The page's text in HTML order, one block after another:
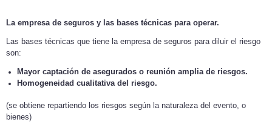
La empresa de seguros y las bases técnicas para operar.
Las bases técnicas que tiene la empresa de seguros para diluir el riesgo
son:
Mayor captación de asegurados o reunión amplia de riesgos.
Homogeneidad cualitativa del riesgo.
(se obtiene repartiendo los riesgos según la naturaleza del evento, o
bienes)